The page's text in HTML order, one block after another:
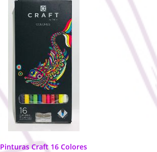
Pinturas Craft 16 Colores